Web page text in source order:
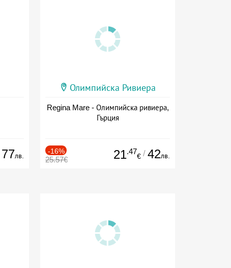
77лв.
Олимпийска Ривиера
Regina Mare - Олимпийска ривиера,
Гърция
-16%
25.57€ 21.47
€ / 42лв.